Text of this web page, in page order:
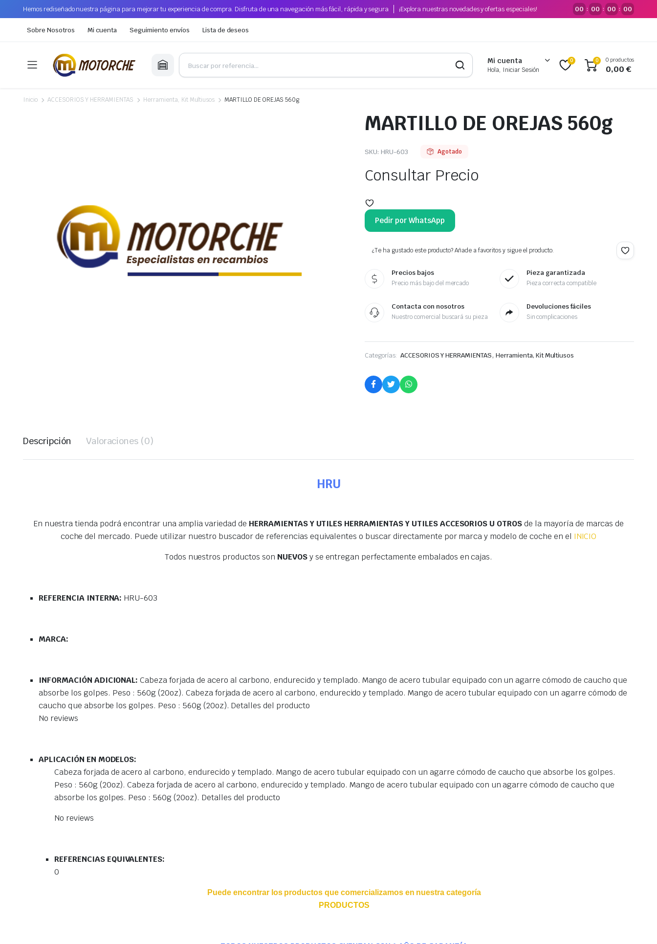
Hemos rediseñado nuestra página para mejorar tu experiencia de compra. Disfruta de una navegación más fácil, rápida y segura ¡Explora nuestras novedades y ofertas especiales! 00 : 00 : 00 : 00
Sobre Nosotros Mi cuenta Seguimiento envíos Lista de deseos
Mi cuenta
Hola, Iniciar Sesión
0 0 0 productos
0,00€
Inicio ACCESORIOS Y HERRAMIENTAS Herramienta, Kit Multiusos MARTILLO DE OREJAS 560g
MARTILLO DE OREJAS 560g
SKU: HRU-603 Agotado
Consultar Precio
Pedir por WhatsApp
¿Te ha gustado este producto? Añade a favoritos y sigue el producto.
Precios bajos
Precio más bajo del mercado
Pieza garantizada
Pieza correcta compatible
Contacta con nosotros
Nuestro comercial buscará su pieza
Devoluciones fáciles
Sin complicaciones
Categorías: ACCESORIOS Y HERRAMIENTAS, Herramienta, Kit Multiusos
Descripción Valoraciones (0)
HRU
En nuestra tienda podrá encontrar una amplia variedad de HERRAMIENTAS Y UTILES HERRAMIENTAS Y UTILES ACCESORIOS U OTROSde la mayoría de marcas de
coche del mercado. Puede utilizar nuestro buscador de referencias equivalentes o buscar directamente por marca y modelo de coche en el INICIO
Todos nuestros productos son NUEVOSy se entregan perfectamente embalados en cajas.
REFERENCIA INTERNA: HRU-603
MARCA:
INFORMACIÓN ADICIONAL:Cabeza forjada de acero al carbono, endurecido y templado. Mango de acero tubular equipado con un agarre cómodo de caucho que
absorbe los golpes. Peso : 560g (20oz). Cabeza forjada de acero al carbono, endurecido y templado. Mango de acero tubular equipado con un agarre cómodo de
caucho que absorbe los golpes. Peso : 560g (20oz). Detalles del producto
No reviews
APLICACIÓN EN MODELOS:
Cabeza forjada de acero al carbono, endurecido y templado. Mango de acero tubular equipado con un agarre cómodo de caucho que absorbe los golpes.
Peso : 560g (20oz). Cabeza forjada de acero al carbono, endurecido y templado. Mango de acero tubular equipado con un agarre cómodo de caucho que
absorbe los golpes. Peso : 560g (20oz). Detalles del producto
No reviews
REFERENCIAS EQUIVALENTES:
0
Puede encontrar los productos que comercializamos en nuestra categoría
PRODUCTOS